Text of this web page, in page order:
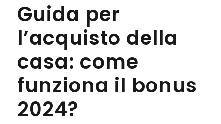
Guida per
l’acquisto della
casa: come
funziona il bonus
2024?